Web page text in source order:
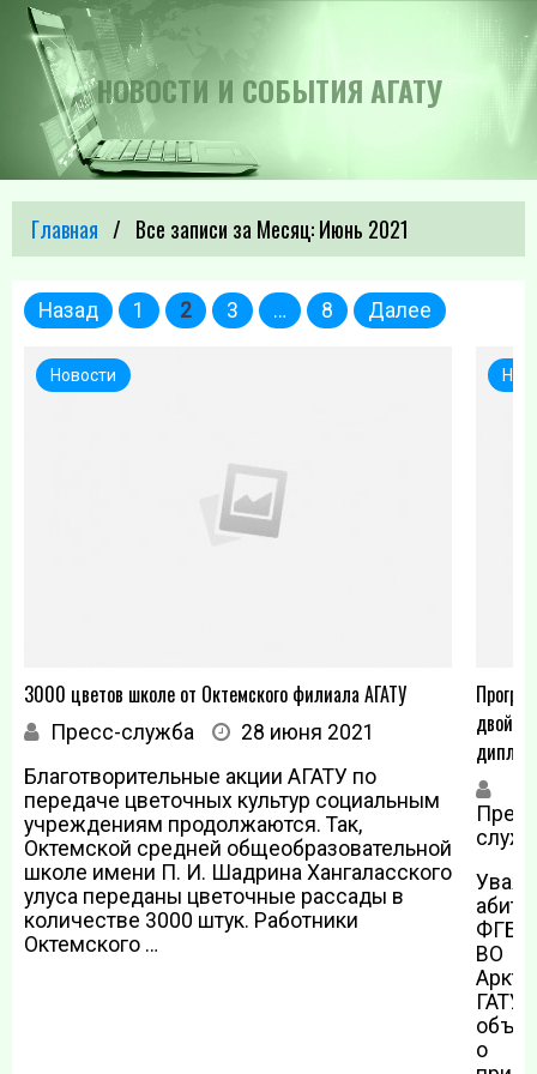
НОВОСТИ И СОБЫТИЯ АГАТУ
Главная Все записи за Месяц:Июнь 2021
Пагинация
записей
Назад 1 2 3 … 8 Далее
Новости
3000 цветов школе от Октемского филиала АГАТУ
Пресс-служба
28 июня 2021
Благотворительные акции АГАТУ по
передаче цветочных культур социальным
учреждениям продолжаются. Так,
Октемской средней общеобразовательной
школе имени П. И. Шадрина Хангаласского
улуса переданы цветочные рассады в
количестве 3000 штук. Работники
Октемского …
ВО
ГАТУ
о